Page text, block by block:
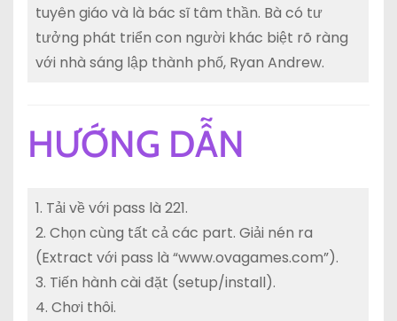
tuyên giáo và là bác sĩ tâm thần. Bà có tư
tưởng phát triển con người khác biệt rõ ràng
với nhà sáng lập thành phố, Ryan Andrew.
HƯỚNG DẪN
1. Tải về với pass là 221.
2. Chọn cùng tất cả các part. Giải nén ra
(Extract với pass là “www.ovagames.com”).
3. Tiến hành cài đặt (setup/install).
4. Chơi thôi.